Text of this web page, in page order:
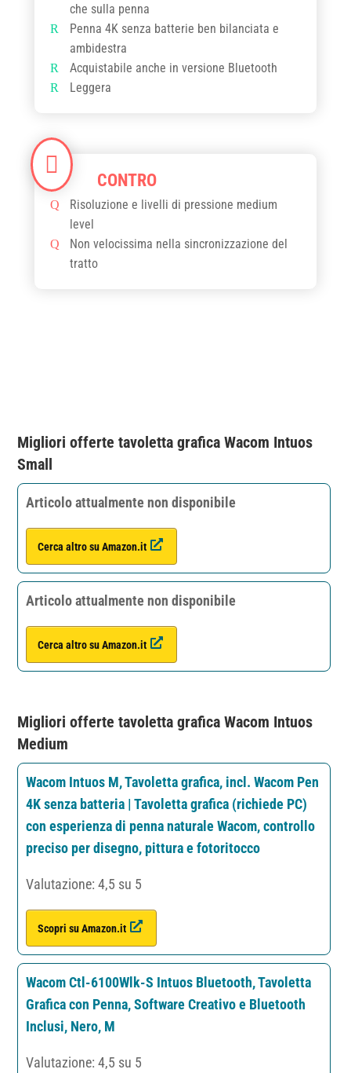
che sulla penna
Penna 4K senza batterie ben bilanciata e
ambidestra
Acquistabile anche in versione Bluetooth
Leggera
Risoluzione e livelli di pressione medium
level
Non velocissima nella sincronizzazione del
tratto
Migliori offerte tavoletta grafica Wacom Intuos
Small
Articolo attualmente non disponibile
Cerca altro su Amazon.it
Articolo attualmente non disponibile
Cerca altro su Amazon.it
Migliori offerte tavoletta grafica Wacom Intuos
Medium
Wacom Intuos M, Tavoletta grafica, incl. Wacom Pen
4K senza batteria | Tavoletta grafica (richiede PC)
con esperienza di penna naturale Wacom, controllo
preciso per disegno, pittura e fotoritocco
Valutazione: 4,5 su 5
Scopri su Amazon.it
Wacom Ctl-6100Wlk-S Intuos Bluetooth, Tavoletta
Grafica con Penna, Software Creativo e Bluetooth
Inclusi, Nero, M
Valutazione: 4,5 su 5